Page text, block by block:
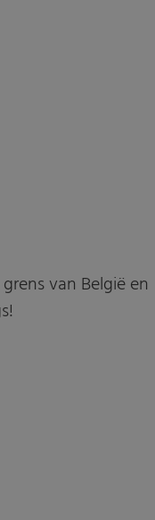
van België en